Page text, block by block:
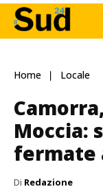
Home Locale
Moccia:
fermate
Di Redazione